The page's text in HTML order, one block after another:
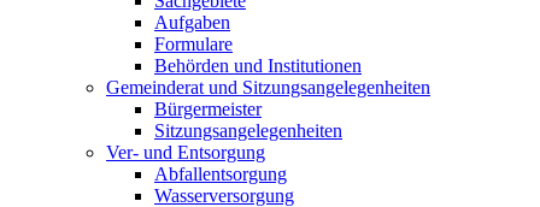
Aufgaben
Formulare
Behörden und Institutionen
Gemeinderat und Sitzungsangelegenheiten
Bürgermeister
Sitzungsangelegenheiten
Ver- und Entsorgung
Abfallentsorgung
Wasserversorgung